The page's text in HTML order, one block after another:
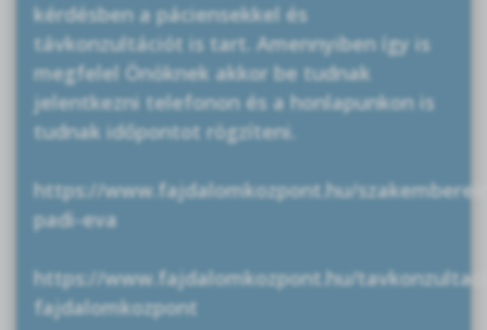
kérdésben a páciensekkel és
távkonzultációt is tart. Amennyiben így is
megfelel Önöknek akkor be tudnak
jelentkezni telefonon és a honlapunkon is
tudnak időpontot rögzíteni.
https://www.fajdalomkozpont.hu/
padi-eva
https://www.fajdalomkozpont.hu/
fajdalomkozpont